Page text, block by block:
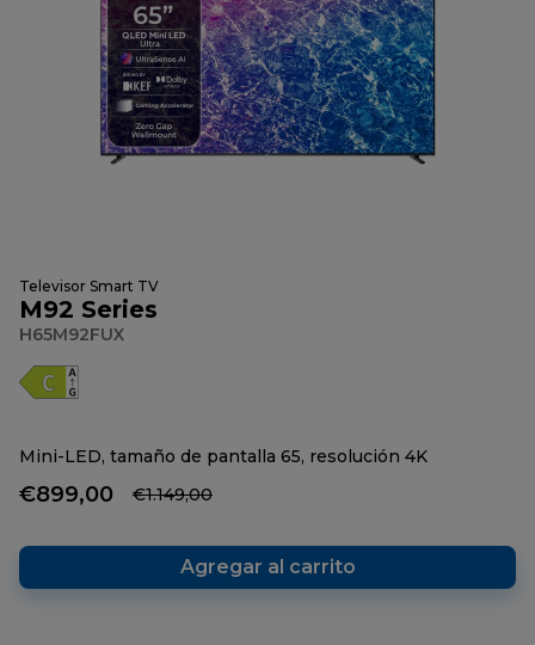
Televisor Smart TV
M92 Series
H65M92FUX
Mini-LED, tamaño de pantalla 65, resolución 4K
€899,00 €1.149,00
Agregar al carrito